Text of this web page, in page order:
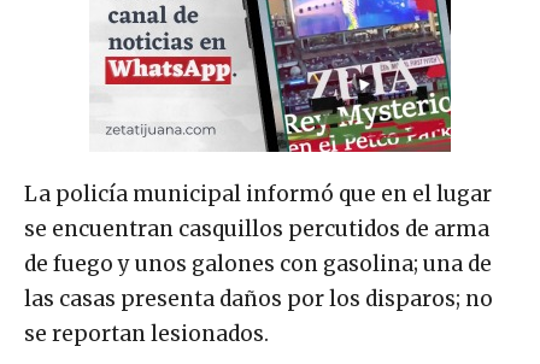
La policía municipal informó que en el lugar
se encuentran casquillos percutidos de arma
de fuego y unos galones con gasolina; una de
las casas presenta daños por los disparos; no
se reportan lesionados.